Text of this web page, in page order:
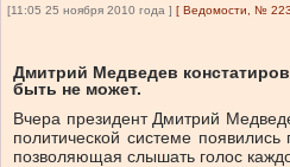
[11:05 25 ноября 2010 года ] [ Ведомости, №
Дмитрий Медведев
быть не может.
Вчера президент Дмитрий
политической системе
позволяющая слышать голос